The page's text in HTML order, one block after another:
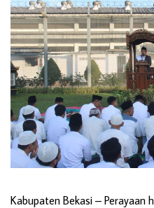
Kabupaten Bekasi – Perayaan